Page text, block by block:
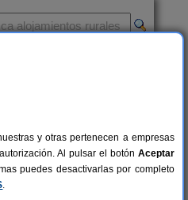
y otras pertenecen a empresas
Al pulsar el botón Aceptar
puedes desactivarlas por completo
.